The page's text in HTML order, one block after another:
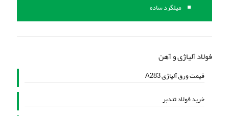
میلگرد ساده
فولاد آلیاژی و آهن
قیمت ورق آلیاژی A283
خرید فولاد تندبر